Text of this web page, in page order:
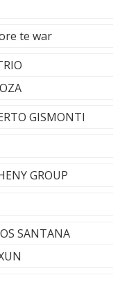
te war
GISMONTI
GROUP
SANTANA